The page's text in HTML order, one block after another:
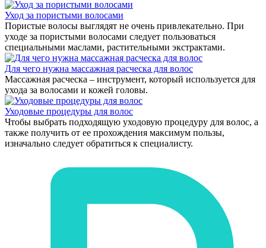
Уход за пористыми волосами
Пористые волосы выглядят не очень привлекательно. При
уходе за пористыми волосами следует пользоваться
специальными маслами, растительными экстрактами.
Для чего нужна массажная расческа для волос
Массажная расческа – инструмент, который используется для
ухода за волосами и кожей головы.
Уходовые процедуры для волос
Чтобы выбрать подходящую уходовую процедуру для волос, а
также получить от ее прохождения максимум пользы,
изначально следует обратиться к специалисту.